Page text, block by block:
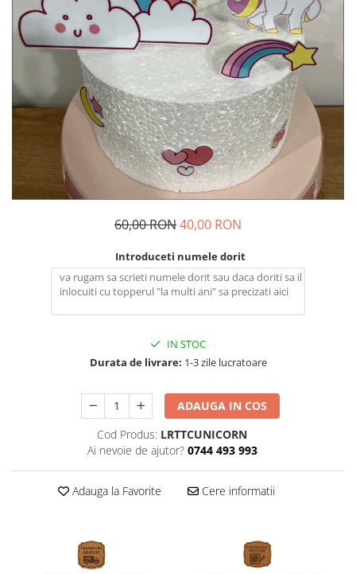
Decoratiuni Craciun
Pachete cadou Craciun
Paste
Decoratiuni Paste
Valentines Day
Cadouri indragostiti
1-8 Martie
Scoala/Absolvire
60,00 RON40,00 RON
Introduceti numele dorit
IN STOC
Durata de livrare: 1-3 zile lucratoare
ADAUGA IN COS
Cod Produs: LRTTCUNICORN
Ai nevoie de ajutor? 0744 493 993
Adauga la Favorite Cere informatii